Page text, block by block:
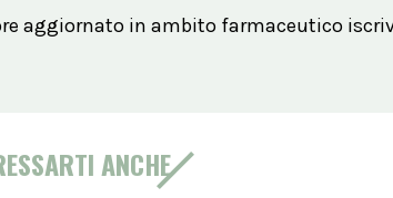
aggiornato in ambito farmaceutico
ANCHE